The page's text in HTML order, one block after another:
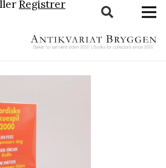
Registrer